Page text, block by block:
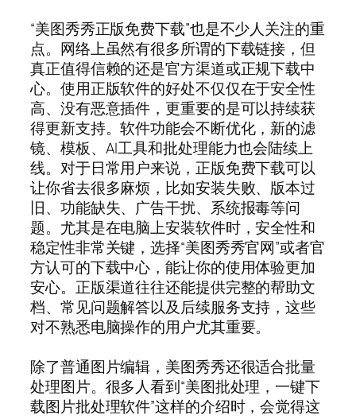
“美图秀秀正版免费下载”也是不少人关注的重
点。网络上虽然有很多所谓的下载链接，但
真正值得信赖的还是官方渠道或正规下载中
心。使用正版软件的好处不仅仅在于安全性
高、没有恶意插件，更重要的是可以持续获
得更新支持。软件功能会不断优化，新的滤
镜、模板、AI工具和批处理能力也会陆续上
线。对于日常用户来说，正版免费下载可以
让你省去很多麻烦，比如安装失败、版本过
旧、功能缺失、广告干扰、系统报毒等问
题。尤其是在电脑上安装软件时，安全性和
稳定性非常关键，选择“美图秀秀官网”或者官
方认可的下载中心，能让你的使用体验更加
安心。正版渠道往往还能提供完整的帮助文
档、常见问题解答以及后续服务支持，这些
对不熟悉电脑操作的用户尤其重要。
除了普通图片编辑，美图秀秀还很适合批量
处理图片。很多人看到“美图批处理，一键下
载图片批处理软件”这样的介绍时，会觉得这